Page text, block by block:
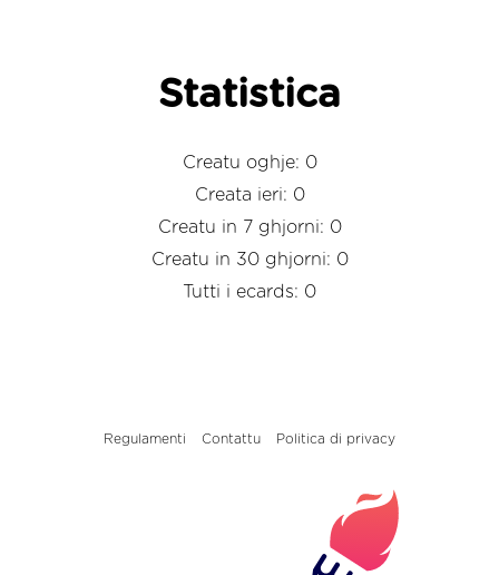
Statistica
Creatu oghje: 0
Creata ieri: 0
Creatu in 7 ghjorni: 0
Creatu in 30 ghjorni: 0
Tutti i ecards: 0
Regulamenti Contattu Politica di privacy